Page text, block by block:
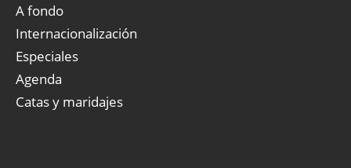
A fondo
Internacionalización
Especiales
Agenda
Catas y maridajes